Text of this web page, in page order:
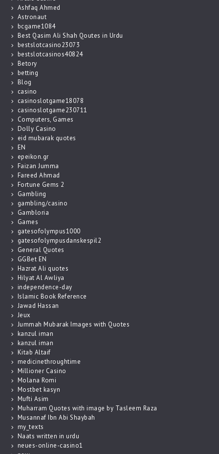
Ashfaq Ahmed
Astronaut
bcgame1084
Best Qasim Ali Shah Qoutes in Urdu
bestslotcasino23073
bestslotcasinos40824
Betory
betting
Blog
casino
casinoslotgame18078
casinoslotgame230711
Computers, Games
Dolly Casino
eid mubarak quotes
EN
epeikon.gr
Faizan Jumma
Fareed Ahmad
Fortune Gems 2
Gambling
gambling/casino
Gambloria
Games
gatesofolympus1000
gatesofolympusdanskespil2
General Quotes
GGBet EN
Hazrat Ali quotes
Hilyat Al Awliya
independence-day
Islamic Book Reference
Jawad Hassan
Jeux
Jummah Mubarak Images with Quotes
kanzul iman
kanzul iman
Kitab Altaif
medicinethroughtime
Millioner Casino
Molana Romi
Mostbet kasyn
Mufti Asim
Muharram Quotes with image by Tasleem Raza
Musannaf Ibn Abi Shaybah
my_texts
Naats written in urdu
neues-online-casino1